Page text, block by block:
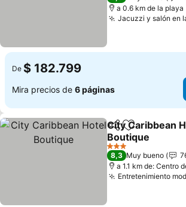
a 0.6 km de la playa
Jacuzzi y salón en
De $ 182.799
Mira precios de 6 páginas
CompartirAgregar a
City Caribbean
Boutique
Ver precios
3 Estrellas
8,3 Muy bueno
a 1.1 km de: Centro
Entretenimiento